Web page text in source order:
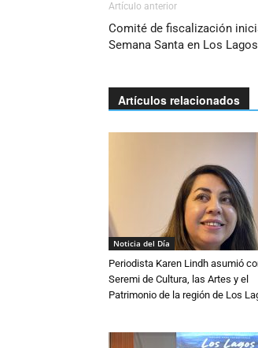
Artículo anterior
Comité de fiscalización
Semana Santa en Los Lagos
Artículos relacionados
Noticia del Día
Periodista Karen Lindh asumió
Seremi de Cultura, las Artes y el
Patrimonio de la región de Los